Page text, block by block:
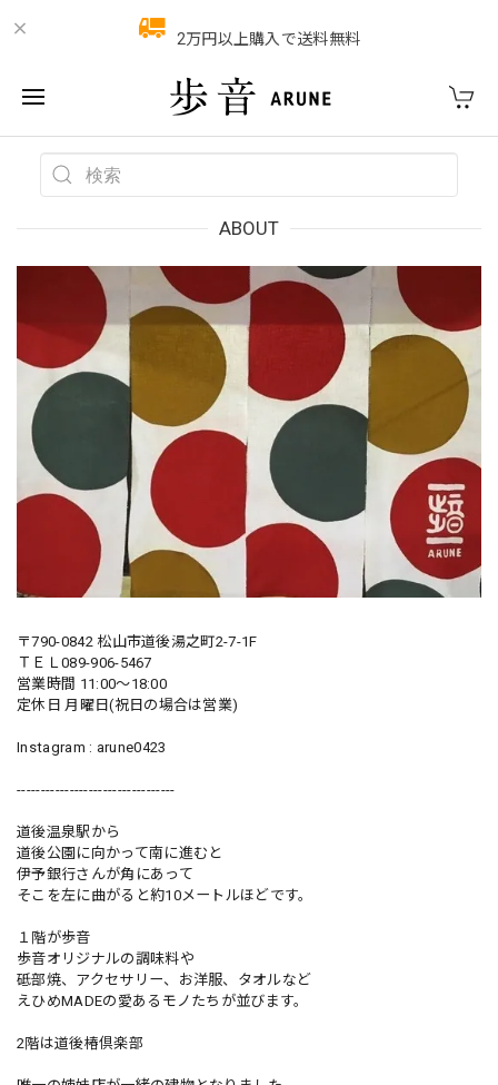
2万円以上購入で送料無料
ABOUT
〒790-0842 松山市道後湯之町2-7-1F
ＴＥＬ089-906-5467
営業時間 11:00〜18:00
定休日 月曜日(祝日の場合は営業)
Instagram : arune0423
---------------------------------
道後温泉駅から
道後公園に向かって南に進むと
伊予銀行さんが角にあって
そこを左に曲がると約10メートルほどです。
１階が歩音
歩音オリジナルの調味料や
砥部焼、アクセサリー、お洋服、タオルなど
えひめMADEの愛あるモノたちが並びます。
2階は道後椿倶楽部